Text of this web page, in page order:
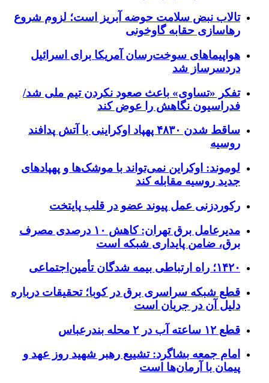
تالاب نبض سلامت حوضه آبریز است؛ لزوم شروع
رهاسازی حقابه گاوخونی
هواپیماهای سوخت‌رسان آمریکا برای اسرائیل
دردسرساز شد
تفکر «تساوی» باعث صعود نکردن تیم ملی شد/
فدراسیون نگاهش را عوض کند
ساقط شدن ۴۸۳۰ پهپاد اوکراینی با آتش پدافند
روسیه
لوموند: اوکراین نمی‌تواند با موشک‌ها و پهپادهای
جدید روسیه مقابله کند
رکوردزنی عمل پیوند عضو در قلب پایتخت
مدیرعامل برق تهران: کاهش ۱۰ درصدی مصرف
برق، ضامن پایداری شبکه است
۱۴۲۰؛ راه ارتباطی بیمه شدگان تأمین‌اجتماعی
قطع شبکه سراسری برق در کوبا؛ تحقیقات درباره
دلیل آن در جریان است
قطع ۱۲ ساعته آب در ۲ محله بندرعباس
امام جمعه بشاگرد: تشییع رهبر شهید روز عهد و
پیمان با آرمان‌ها است